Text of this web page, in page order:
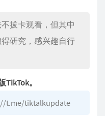
拔卡观看，但其中
研究，感兴趣自行
。
t.me/tiktalkupdate